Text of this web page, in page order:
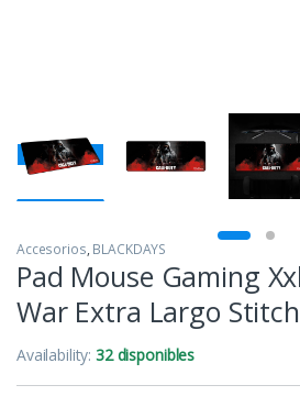
Accesorios, BLACKDAYS
Pad Mouse Gaming
War Extra Largo
Availability:32 disponibles